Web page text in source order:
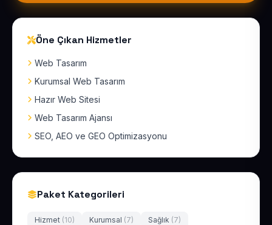
Öne Çıkan Hizmetler
Web Tasarım
Kurumsal Web Tasarım
Hazır Web Sitesi
Web Tasarım Ajansı
SEO, AEO ve GEO Optimizasyonu
Paket Kategorileri
Hizmet (10) Kurumsal (7) Sağlık (7)